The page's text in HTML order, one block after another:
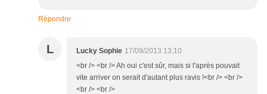
Répondre
L Lucky Sophie 17/09/2013 13:10
<br /> <br /> Ah oui c'est sûr, mais si l'après pouvait
vite arriver on serait d'autant plus ravis !<br /> <br />
<br /> <br />